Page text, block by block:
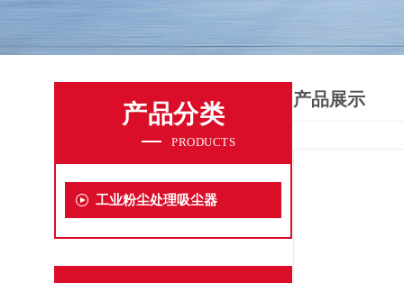
产品分类
PRODUCTS
工业粉尘处理吸尘器
产品展示